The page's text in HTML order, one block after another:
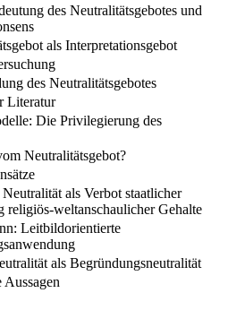
des Neutralitätsgebotes und
als Interpretationsgebot
des Neutralitätsgebotes
Literatur
Die Privilegierung des
Neutralitätsgebot?
als Verbot staatlicher
religiös-weltanschaulicher Gehalte
Leitbildorientierte
als Begründungsneutralität
Aussagen